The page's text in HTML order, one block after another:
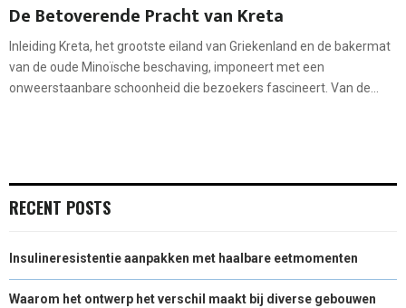
De Betoverende Pracht van Kreta
Inleiding Kreta, het grootste eiland van Griekenland en de bakermat
van de oude Minoïsche beschaving, imponeert met een
onweerstaanbare schoonheid die bezoekers fascineert. Van de...
RECENT POSTS
Insulineresistentie aanpakken met haalbare eetmomenten
Waarom het ontwerp het verschil maakt bij diverse gebouwen